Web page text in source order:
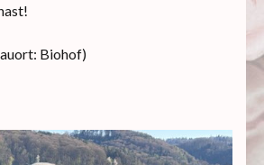
Biohof)